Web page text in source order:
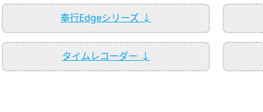
奉行Edgeシリーズ ↓
タイムレコーダー ↓